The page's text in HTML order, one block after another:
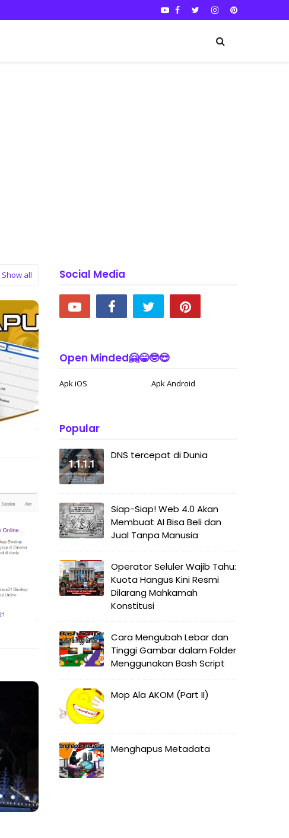
Show all Social Media
Open Minded🤗😁🤓😎
Apk iOS Apk Android
Popular
DNS tercepat di Dunia
Siap-Siap! Web 4.0 Akan
Membuat AI Bisa Beli dan
Jual Tanpa Manusia
Operator Seluler Wajib Tahu:
Kuota Hangus Kini Resmi
Dilarang Mahkamah
Konstitusi
Cara Mengubah Lebar dan
Tinggi Gambar dalam Folder
Menggunakan Bash Script
Mop Ala AKOM (Part II)
Menghapus Metadata